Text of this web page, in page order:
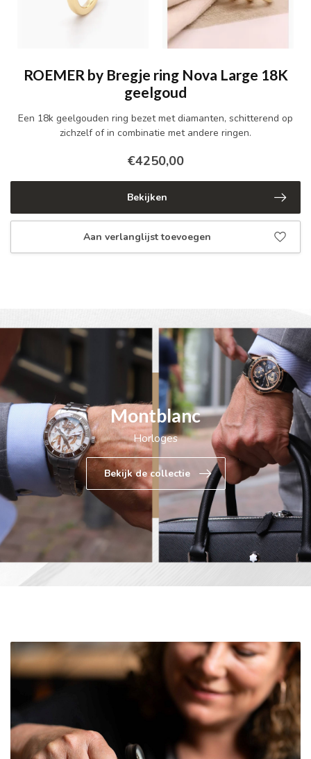
ROEMER by Bregje ring Nova Large 18K
geelgoud
Een 18k geelgouden ring bezet met diamanten, schitterend op
zichzelf of in combinatie met andere ringen.
€4250,00
Bekijken
Aan verlanglijst toevoegen
Montblanc
Horloges
Bekijk de collectie